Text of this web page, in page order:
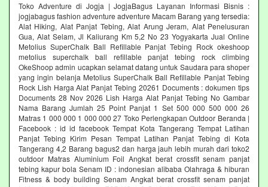
Toko Adventure di Jogja | JogjaBagus Layanan Informasi Bisnis :
jogjabagus fashion adventure adventure Macam Barang yang tersedia:
Alat Hiking, Alat Panjat Tebing, Alat Arung Jeram, Alat Penelusuran
Gua, Alat Selam, Jl Kaliurang Km 5,2 No 23 Yogyakarta Jual Online
Metolius SuperChalk Ball Refillable Panjat Tebing Rock okeshoop
metolius superchalk ball refillable panjat tebing rock climbing
OkeShoop admin ucapkan selamat datang untuk Saudara para shoper
yang ingin belanja Metolius SuperChalk Ball Refillable Panjat Tebing
Rock Lish Harga Alat Panjat Tebing 20261 Documents : dokumen tips
Documents 28 Nov 2026 Lish Harga Alat Panjat Tebing No Gambar
Nama Barang Jumlah 25 Point Panjat 1 Set 500 000 500 000 26
Matras 1 000 000 1 000 000 27 Toko Perlengkapan Outdoor Beranda |
Facebook : id id facebook Tempat Kota Tangerang Tempat Latihan
Panjat Tebing Kirim Pesan Tempat Latihan Panjat Tebing di Kota
Tangerang 4,2 Barang bagus2 dan harga jauh lebih murah dari toko2
outdoor Matras Aluminium Foil Angkat berat crossfit senam panjat
tebing kapur bola Senam ID : indonesian alibaba Olahraga & hiburan
Fitness & body building Senam Angkat berat crossfit senam panjat